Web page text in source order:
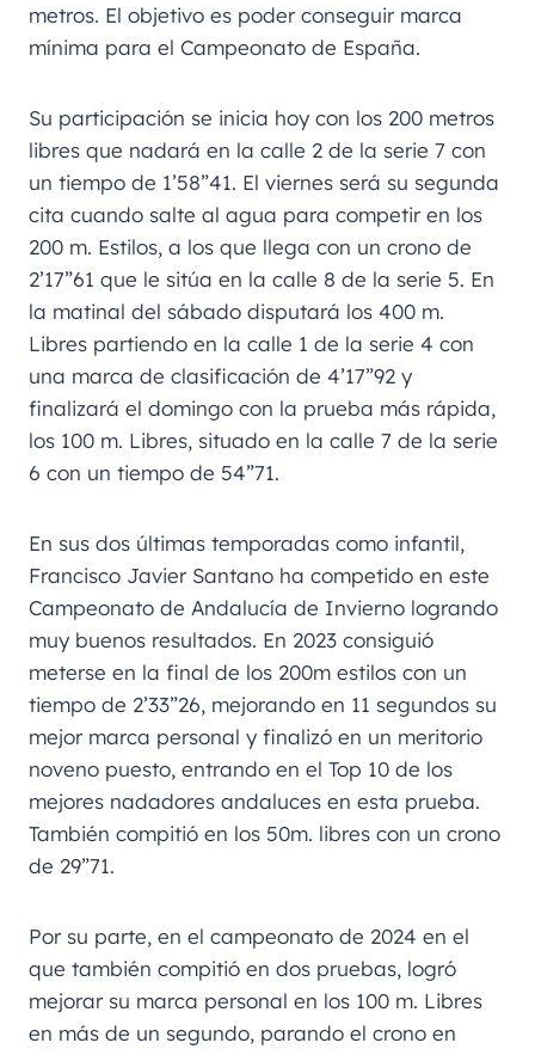
metros. El objetivo es poder conseguir marca
mínima para el Campeonato de España.
Su participación se inicia hoy con los 200 metros
libres que nadará en la calle 2 de la serie 7 con
un tiempo de 1’58”41. El viernes será su segunda
cita cuando salte al agua para competir en los
200 m. Estilos, a los que llega con un crono de
2’17”61 que le sitúa en la calle 8 de la serie 5. En
la matinal del sábado disputará los 400 m.
Libres partiendo en la calle 1 de la serie 4 con
una marca de clasificación de 4’17”92 y
finalizará el domingo con la prueba más rápida,
los 100 m. Libres, situado en la calle 7 de la serie
6 con un tiempo de 54”71.
En sus dos últimas temporadas como infantil,
Francisco Javier Santano ha competido en este
Campeonato de Andalucía de Invierno logrando
muy buenos resultados. En 2023 consiguió
meterse en la final de los 200m estilos con un
tiempo de 2’33”26, mejorando en 11 segundos su
mejor marca personal y finalizó en un meritorio
noveno puesto, entrando en el Top 10 de los
mejores nadadores andaluces en esta prueba.
También compitió en los 50m. libres con un crono
de 29”71.
Por su parte, en el campeonato de 2024 en el
que también compitió en dos pruebas, logró
mejorar su marca personal en los 100 m. Libres
en más de un segundo, parando el crono en